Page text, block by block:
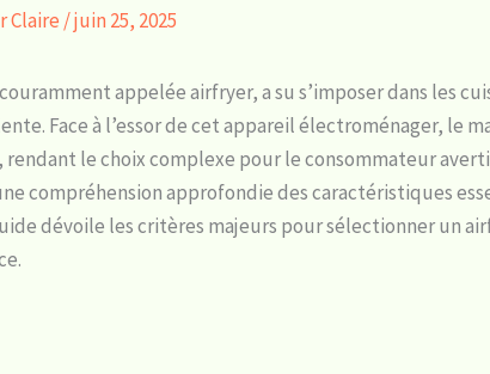
Claire /juin 25, 2025
appelée airfryer, a su s’imposer dans les
Face à l’essor de cet appareil électroménager, le
le choix complexe pour le consommateur
compréhension approfondie des caractéristiques
dévoile les critères majeurs pour sélectionner un